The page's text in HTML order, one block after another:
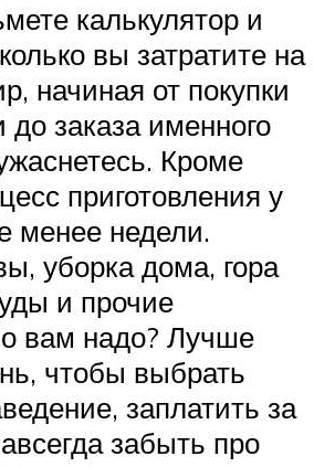
калькулятор и
вы затратите на
начиная от покупки
до заказа именного
Кроме
приготовления у
менее недели.
уборка дома, гора
и прочие
вам надо? Лучше
чтобы выбрать
заплатить за
забыть про